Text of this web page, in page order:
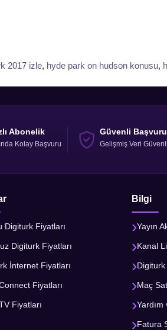
2017 izle, hyde park on hudson konusu,
Abonelik
Kolay Başvuru
Güvenli Başvuru
Gelişmiş Veri
Digiturk Fiyatları
Digiturk Fiyatları
İnternet Fiyatları
Fiyatları
Fiyatları
Bilgi
Yayın
Kanal
Digiturk
Maç
Yardım
Fatura